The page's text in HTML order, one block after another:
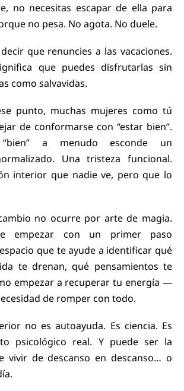
no necesitas escapar de ella para
no pesa. No agota. No duele.
que renuncies a las vacaciones.
que puedes disfrutarlas sin
como salvavidas.
punto, muchas mujeres como tú
de conformarse con “estar bien”.
a menudo esconde un
Una tristeza funcional.
interior que nadie ve, pero que lo
no ocurre por arte de magia.
empezar con un primer paso
que te ayude a identificar qué
te drenan, qué pensamientos te
empezar a recuperar tu energía —
de romper con todo.
no es autoayuda. Es ciencia. Es
psicológico real. Y puede ser la
vivir de descanso en descanso… o